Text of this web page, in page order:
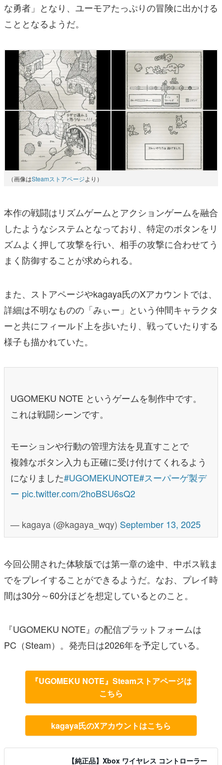
な勇者」となり、ユーモアたっぷりの冒険に出かける
こととなるようだ。
（画像はSteamストアページより）
本作の戦闘はリズムゲームとアクションゲームを融合
したようなシステムとなっており、特定のボタンをリ
ズムよく押して攻撃を行い、相手の攻撃に合わせてう
まく防御することが求められる。
また、ストアページやkagaya氏のXアカウントでは、
詳細は不明なものの「みぃー」という仲間キャラクタ
ーと共にフィールド上を歩いたり、戦っていたりする
様子も描かれていた。
UGOMEKU NOTE というゲームを制作中です。
これは戦闘シーンです。
モーションや行動の管理方法を見直すことで
複雑なボタン入力も正確に受け付けてくれるよう
になりました#UGOMEKUNOTE#スーパーゲ製デ
ー pic.twitter.com/2hoBSU6sQ2
— kagaya (@kagaya_wqy) September 13, 2025
今回公開された体験版では第一章の途中、中ボス戦ま
でをプレイすることができるようだ。なお、プレイ時
間は30分～60分ほどを想定しているとのこと。
『UGOMEKU NOTE』の配信プラットフォームは
PC（Steam）。発売日は2026年を予定している。
『UGOMEKU NOTE』Steamストアページは
こちら
kagaya氏のXアカウントはこちら
【純正品】Xbox ワイヤレス コントローラー